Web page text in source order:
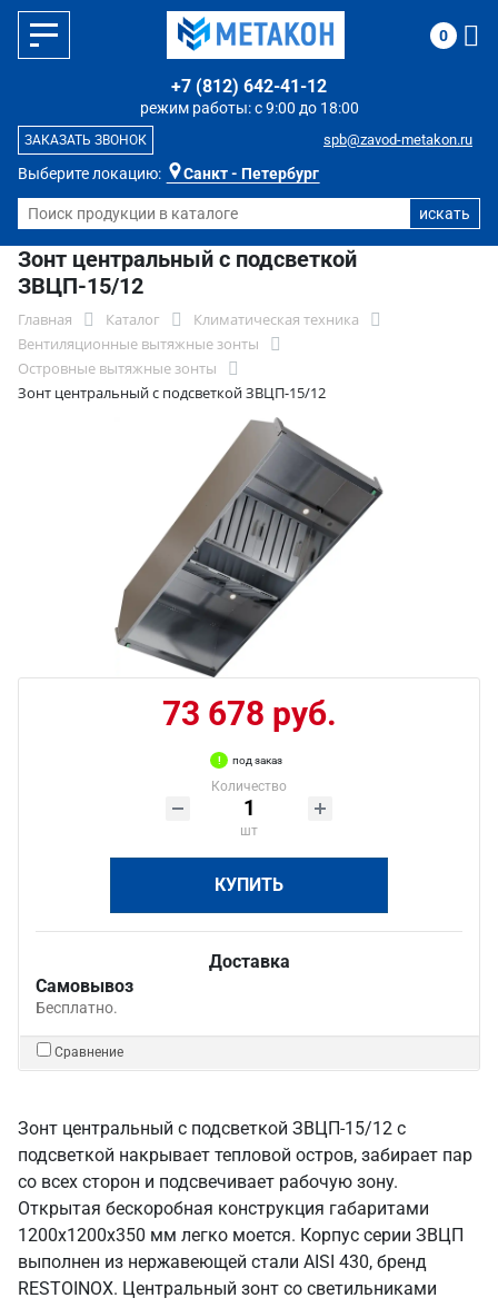
Выберите локацию: Санкт - Петербург
режим работы: с 9:00 до 18:00
+7 (812) 642-41-12
spb@zavod-metakon.ru
ЗАКАЗАТЬ ЗВОНОК
0
Зонт центральный с подсветкой
ЗВЦП-15/12
Главная Каталог
Климатическая техника
Вентиляционные вытяжные зонты
Островные вытяжные зонты
Зонт центральный с подсветкой ЗВЦП-15/12
73 678 руб.
под заказ
Количество
шт
КУПИТЬ
Доставка
Самовывоз
Бесплатно.
Сравнение
Зонт центральный с подсветкой ЗВЦП-15/12 с
подсветкой накрывает тепловой остров, забирает пар
со всех сторон и подсвечивает рабочую зону.
Открытая бескоробная конструкция габаритами
1200х1200х350 мм легко моется. Корпус серии ЗВЦП
выполнен из нержавеющей стали AISI 430, бренд
RESTOINOX. Центральный зонт со светильниками